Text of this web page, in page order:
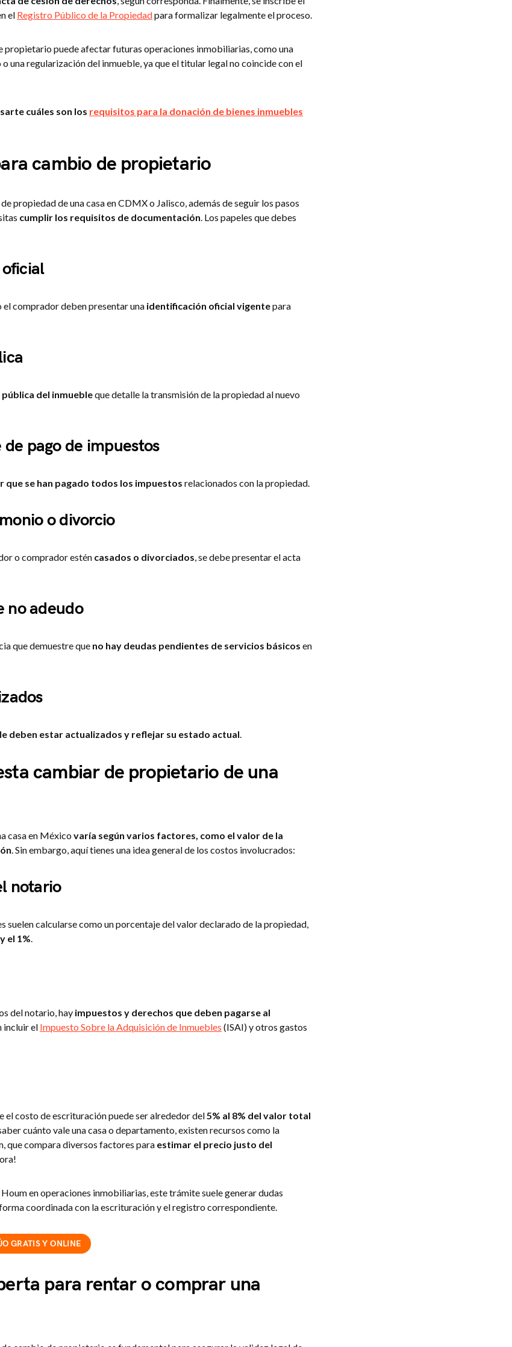
el Registro Público de la Propiedadpara formalizar legalmente el proceso.
propietario puede afectar futuras operaciones inmobiliarias, como una
una regularización del inmueble, ya que el titular legal no coincide con el
cuáles son los requisitos para la donación de bienes inmuebles
cambio de propietario
propiedad de una casa en CDMX o Jalisco, además de seguir los pasos
cumplir los requisitos de documentación. Los papeles que debes
comprador deben presentar una identificación oficial vigentepara
del inmuebleque detalle la transmisión de la propiedad al nuevo
pago de impuestos
que se han pagado todos los impuestos relacionados con la propiedad.
o divorcio
o comprador estén casados o divorciados, se debe presentar el acta
no adeudo
que demuestre que no hay deudas pendientes de servicios básicos en
deben estar actualizados y reflejar su estado actual.
cambiar de propietario de una
casa en Méxicovaría según varios factores, como el valor de la
. Sin embargo, aquí tienes una idea general de los costos involucrados:
notario
suelen calcularse como un porcentaje del valor declarado de la propiedad,
el 1%.
del notario, hay impuestos y derechos que deben pagarse al
incluir el Impuesto Sobre la Adquisición de Inmuebles (ISAI) y otros gastos
el costo de escrituración puede ser alrededor del5% al 8% del valor total
cuánto vale una casa o departamento, existen recursos como la
que compara diversos factores para estimar el precio justo del
en operaciones inmobiliarias, este trámite suele generar dudas
coordinada con la escrituración y el registro correspondiente.
GRATIS Y ONLINE
para rentar o comprar una